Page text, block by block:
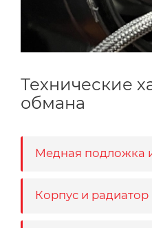
Технические
обмана
Медная подложка
Корпус и радиатор